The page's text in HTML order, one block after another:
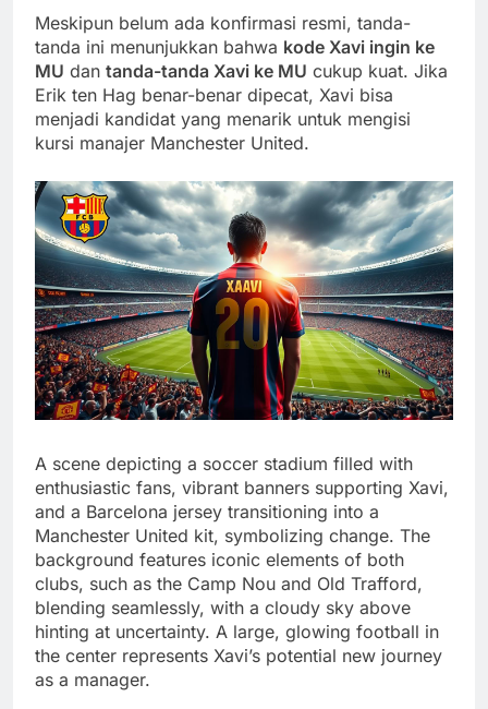
Meskipun belum ada konfirmasi resmi, tanda-
tanda ini menunjukkan bahwa kode Xavi ingin ke
MU dan tanda-tanda Xavi ke MU cukup kuat. Jika
Erik ten Hag benar-benar dipecat, Xavi bisa
menjadi kandidat yang menarik untuk mengisi
kursi manajer Manchester United.
A scene depicting a soccer stadium filled with
enthusiastic fans, vibrant banners supporting Xavi,
and a Barcelona jersey transitioning into a
Manchester United kit, symbolizing change. The
background features iconic elements of both
clubs, such as the Camp Nou and Old Trafford,
blending seamlessly, with a cloudy sky above
hinting at uncertainty. A large, glowing football in
the center represents Xavi’s potential new journey
as a manager.